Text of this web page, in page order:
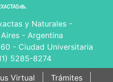
y Naturales -
- Argentina
- Ciudad Universitaria
5285-8274
Virtual Trámites